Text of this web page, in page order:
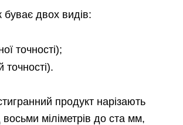
двох видів:
точності);
точності).
продукт нарізають
міліметрів до ста мм,